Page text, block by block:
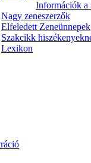
Információk a
Nagy zeneszerzők
Elfeledett Zeneünnepek
Szakcikk
Lexikon